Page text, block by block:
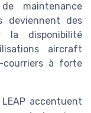
maintenance
deviennent des
la disponibilité
aircraft
courriers à forte
accentuent